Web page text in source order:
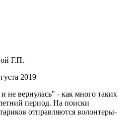
Г.П.
2019
не вернулась" - как много таких
период. На поиски
отправляются волонтеры-